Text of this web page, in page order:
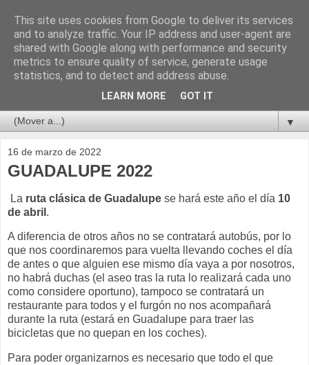
▼
16 de marzo de 2022
GUADALUPE 2022
La ruta clásica de Guadalupe se hará este año el día 10
de abril .
A diferencia de otros años no se contratará autobús, por lo
que nos coordinaremos para vuelta llevando coches el día
de antes o que alguien ese mismo día vaya a por nosotros,
no habrá duchas (el aseo tras la ruta lo realizará cada uno
como considere oportuno), tampoco se contratará un
restaurante para todos y el furgón no nos acompañará
durante la ruta (estará en Guadalupe para traer las
bicicletas que no quepan en los coches).
Para poder organizarnos es necesario que todo el que
This site uses cookies from Google to deliver its services
and to analyze traffic. Your IP address and user-agent are
shared with Google along with performance and security
metrics to ensure quality of service, generate usage
statistics, and to detect and address abuse.
LEARN MORE GOT IT